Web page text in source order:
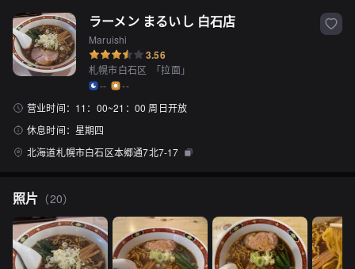
ラーメン まるいし 白石店
Maruishi
3.56
札幌市白石区 「拉面」
--
--
营业时间： 11：00~21：00 周日开放
休息时间： 星期四
北海道札幌市白石区本郷通7北7-17
照片 （20）